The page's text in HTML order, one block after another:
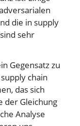
die in supply
sehr
Gegensatz zu
chain
das sich
der Gleichung
Analyse